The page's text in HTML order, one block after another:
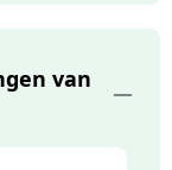
van